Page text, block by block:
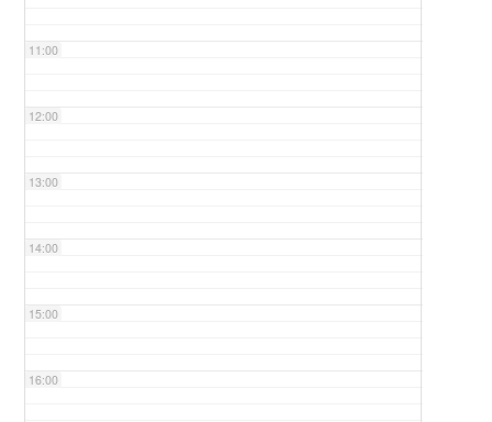
11:00
12:00
13:00
14:00
15:00
16:00